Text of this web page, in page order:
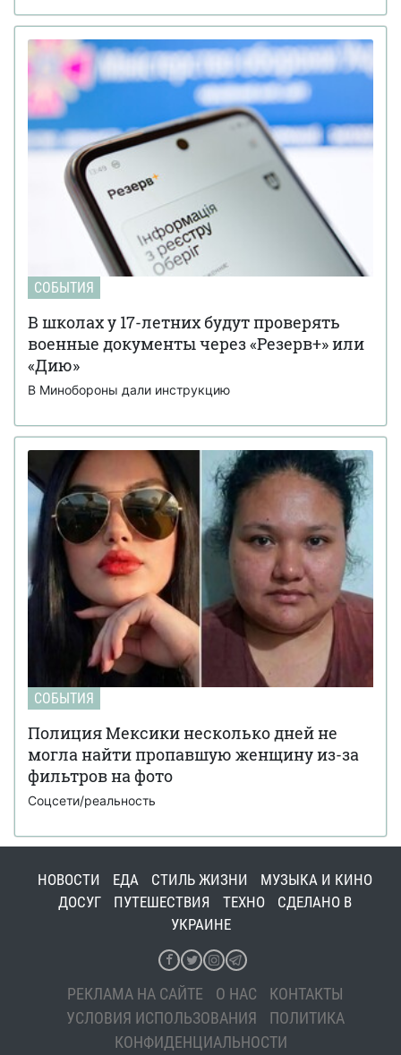
СОБЫТИЯ
В школах у 17-летних будут проверять
военные документы через «Резерв+» или
«Дию»
В Минобороны дали инструкцию
СОБЫТИЯ
Полиция Мексики несколько дней не
могла найти пропавшую женщину из-за
фильтров на фото
Соцсети/реальность
НОВОСТИ ЕДА СТИЛЬ ЖИЗНИ
МУЗЫКА И КИНО
ДОСУГ
ПУТЕШЕСТВИЯ ТЕХНО
СДЕЛАНО В
УКРАИНЕ
РЕКЛАМА НА САЙТЕ О НАС
КОНТАКТЫ
УСЛОВИЯ ИСПОЛЬЗОВАНИЯ
ПОЛИТИКА
КОНФИДЕНЦИАЛЬНОСТИ